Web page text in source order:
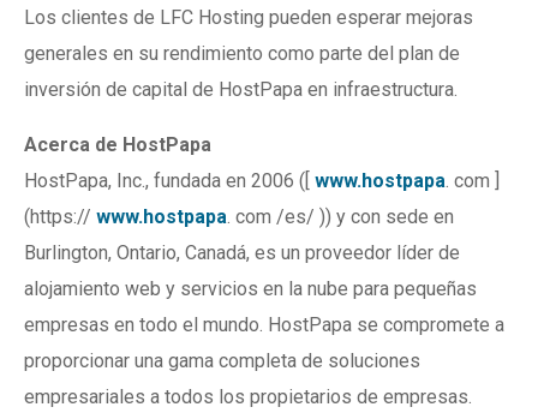
Los clientes de LFC Hosting pueden esperar mejoras
generales en su rendimiento como parte del plan de
inversión de capital de HostPapa en infraestructura.
Acerca de HostPapa
HostPapa, Inc., fundada en 2006 ([ www.hostpapa. com ]
(https:// www.hostpapa. com /es/ )) y con sede en
Burlington, Ontario, Canadá, es un proveedor líder de
alojamiento web y servicios en la nube para pequeñas
empresas en todo el mundo. HostPapa se compromete a
proporcionar una gama completa de soluciones
empresariales a todos los propietarios de empresas.